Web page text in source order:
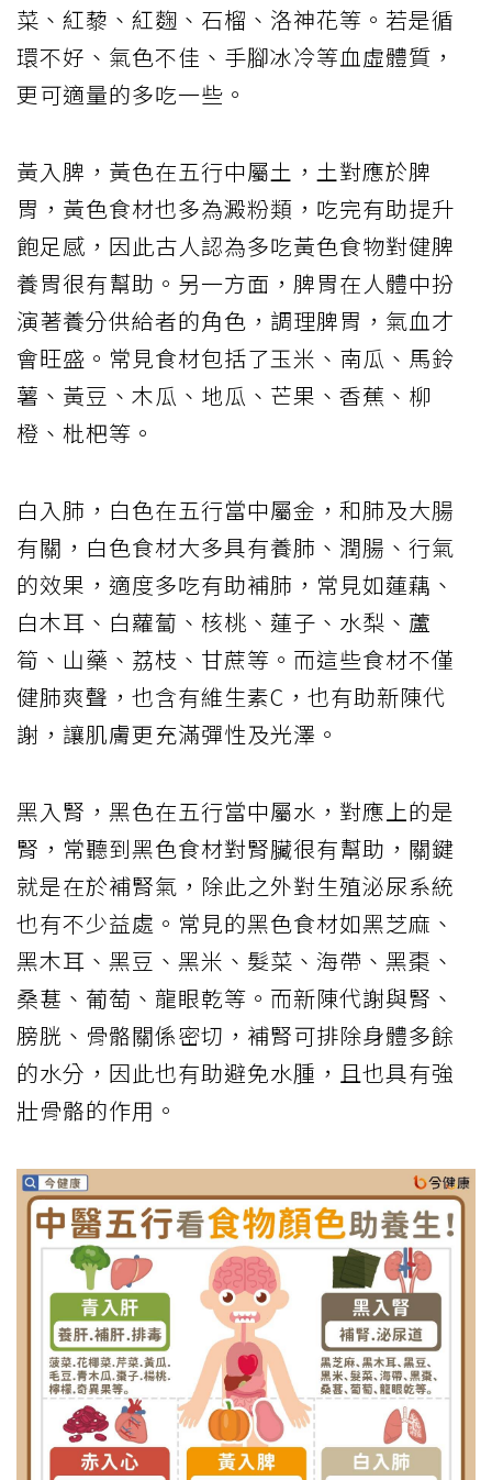
菜、紅藜、紅麴、石榴、洛神花等。若是循
環不好、氣色不佳、手腳冰冷等血虛體質，
更可適量的多吃一些。
黃入脾，黃色在五行中屬土，土對應於脾
胃，黃色食材也多為澱粉類，吃完有助提升
飽足感，因此古人認為多吃黃色食物對健脾
養胃很有幫助。另一方面，脾胃在人體中扮
演著養分供給者的角色，調理脾胃，氣血才
會旺盛。常見食材包括了玉米、南瓜、馬鈴
薯、黃豆、木瓜、地瓜、芒果、香蕉、柳
橙、枇杷等。
白入肺，白色在五行當中屬金，和肺及大腸
有關，白色食材大多具有養肺、潤腸、行氣
的效果，適度多吃有助補肺，常見如蓮藕、
白木耳、白蘿蔔、核桃、蓮子、水梨、蘆
筍、山藥、荔枝、甘蔗等。而這些食材不僅
健肺爽聲，也含有維生素C，也有助新陳代
謝，讓肌膚更充滿彈性及光澤。
黑入腎，黑色在五行當中屬水，對應上的是
腎，常聽到黑色食材對腎臟很有幫助，關鍵
就是在於補腎氣，除此之外對生殖泌尿系統
也有不少益處。常見的黑色食材如黑芝麻、
黑木耳、黑豆、黑米、髮菜、海帶、黑棗、
桑葚、葡萄、龍眼乾等。而新陳代謝與腎、
膀胱、骨骼關係密切，補腎可排除身體多餘
的水分，因此也有助避免水腫，且也具有強
壯骨骼的作用。